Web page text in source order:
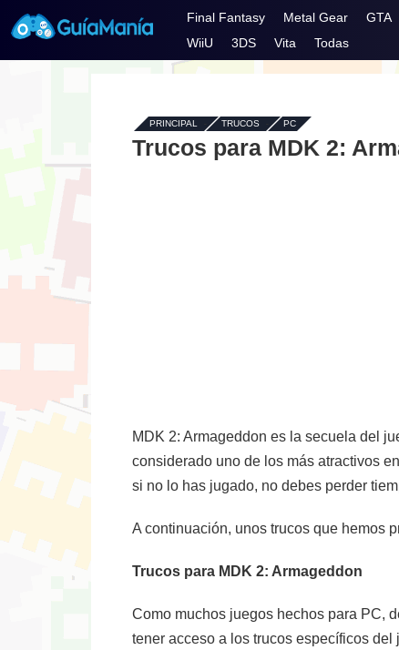
Final Fantasy Metal Gear GTA
WiiU
3DS Vita Todas
PRINCIPAL - TRUCOS- PC
Trucos para MDK 2:
MDK 2: Armageddon es la secuela del
considerado uno de los más atractivos
si no lo has jugado, no debes perder
A continuación, unos trucos que hemos
Trucos para MDK 2: Armageddon
Como muchos juegos hechos para PC,
tener acceso a los trucos específicos